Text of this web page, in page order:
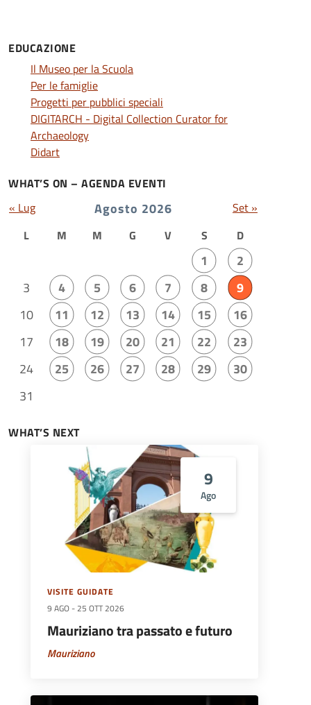
EDUCAZIONE
Il Museo per la Scuola
Per le famiglie
Progetti per pubblici speciali
DIGITARCH - Digital Collection Curator for
Archaeology
Didart
WHAT’S ON – AGENDA EVENTI
Agosto 2026
L M M G V S D
1
2
3
4 5 6 7 8
9
10
11 12 13 14 15
16
17
18 19 20 21 22
23
24
25 26 27 28 29
30
31
« Lug Set »
WHAT’S NEXT
9
Ago
VISITE GUIDATE
9 AGO -25 OTT 2026
Mauriziano tra passato e futuro
Mauriziano